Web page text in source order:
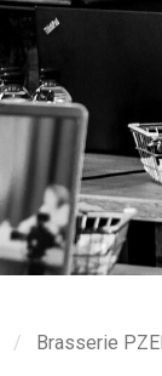
Brasserie